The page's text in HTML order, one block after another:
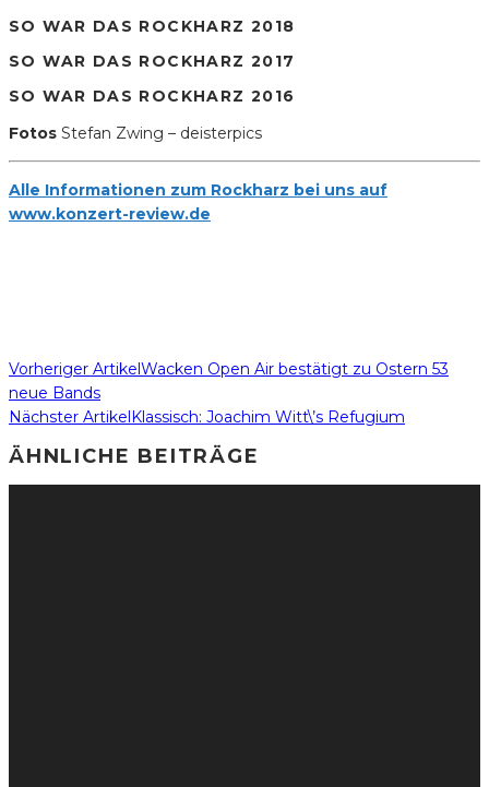
SO WAR DAS ROCKHARZ 2018
SO WAR DAS ROCKHARZ 2017
SO WAR DAS ROCKHARZ 2016
Fotos Stefan Zwing – deisterpics
Alle Informationen zum Rockharz bei uns auf
www.konzert-review.de
Vorheriger ArtikelWacken Open Air bestätigt zu Ostern 53
neue Bands
Nächster ArtikelKlassisch: Joachim Witt\’s Refugium
ÄHNLICHE BEITRÄGE